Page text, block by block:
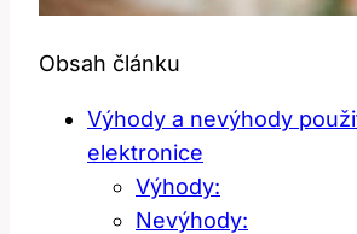
Obsah článku
Výhody a nevýhody
elektronice
Výhody:
Nevýhody: